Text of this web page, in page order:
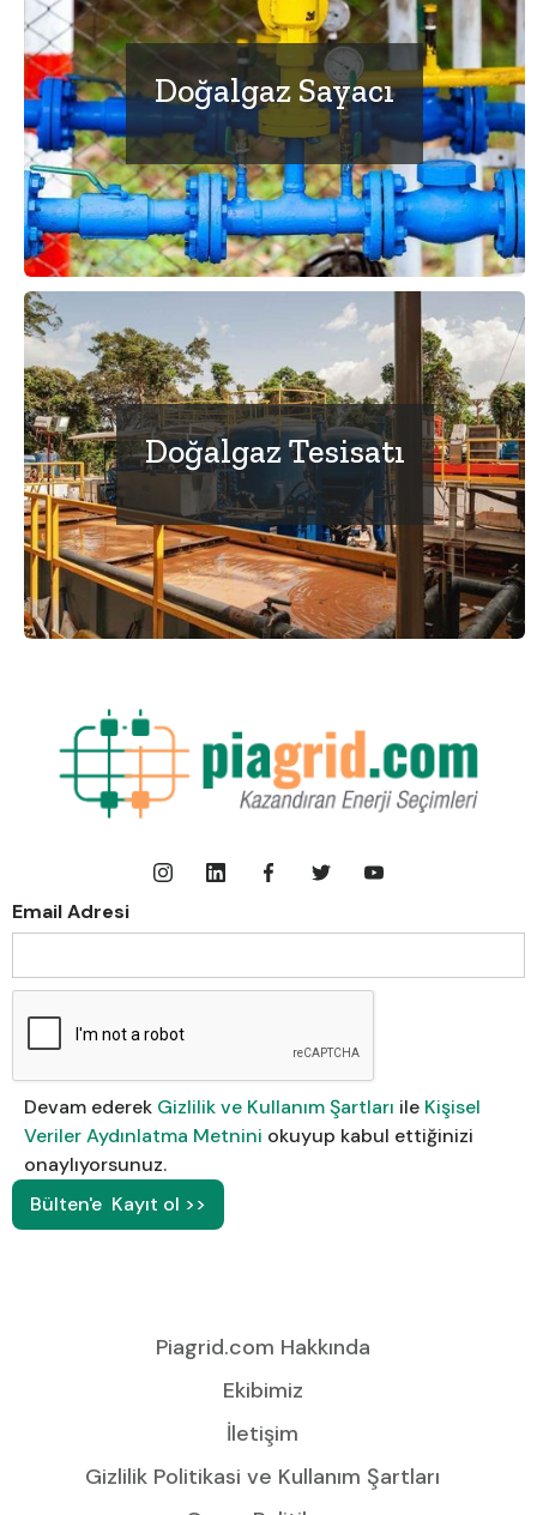
Doğalgaz Sayacı
Doğalgaz Tesisatı
Email Adresi
Devam ederek Gizlilik ve Kullanım Şartları ile Kişisel
Veriler Aydınlatma Metnini okuyup kabul ettiğinizi
onaylıyorsunuz.
Piagrid.com Hakkında
Ekibimiz
İletişim
Gizlilik Politikasi ve Kullanım Şartları